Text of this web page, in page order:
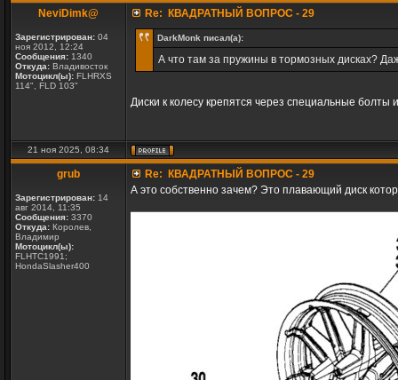
NeviDimk@
Зарегистрирован: 04
ноя 2012, 12:24
Сообщения: 1340
Откуда: Владивосток
Мотоцикл(ы): FLHRXS
114", FLD 103"
Re: КВАДРАТНЫЙ ВОПРОС - 29
DarkMonk писал(а):
А что там за пружины в тормозных дисках?
Диски к колесу крепятся через специальные болты
21 ноя 2025, 08:34
grub
Зарегистрирован: 14
авг 2014, 11:35
Сообщения: 3370
Откуда: Королев,
Владимир
Мотоцикл(ы):
FLHTC1991;
HondaSlasher400
Re: КВАДРАТНЫЙ ВОПРОС - 29
А это собственно зачем? Это плавающий диск